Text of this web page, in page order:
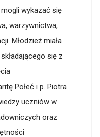
wykazać się
warzywnictwa,
Młodzież miała
się z
Połeć i p. Piotra
uczniów w
oraz